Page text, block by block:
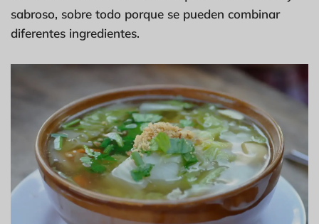
sabroso, sobre todo porque se pueden combinar
diferentes ingredientes.